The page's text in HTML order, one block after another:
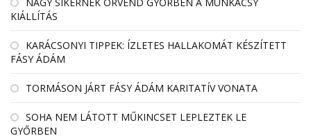
KIÁLLÍTÁS
KARÁCSONYI TIPPEK: ÍZLETES HALLAKOMÁT KÉSZÍTETT
FÁSY ÁDÁM
TORMÁSON JÁRT FÁSY ÁDÁM KARITATÍV VONATA
SOHA NEM LÁTOTT MŰKINCSET LEPLEZTEK LE
GYŐRBEN